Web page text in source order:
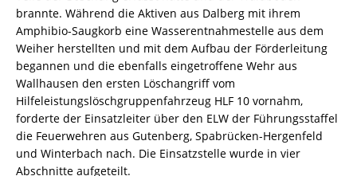
brannte. Während die Aktiven aus Dalberg mit ihrem
Amphibio-Saugkorb eine Wasserentnahmestelle aus dem
Weiher herstellten und mit dem Aufbau der Förderleitung
begannen und die ebenfalls eingetroffene Wehr aus
Wallhausen den ersten Löschangriff vom
Hilfeleistungslöschgruppenfahrzeug HLF 10 vornahm,
forderte der Einsatzleiter über den ELW der Führungsstaffel
die Feuerwehren aus Gutenberg, Spabrücken-Hergenfeld
und Winterbach nach. Die Einsatzstelle wurde in vier
Abschnitte aufgeteilt.